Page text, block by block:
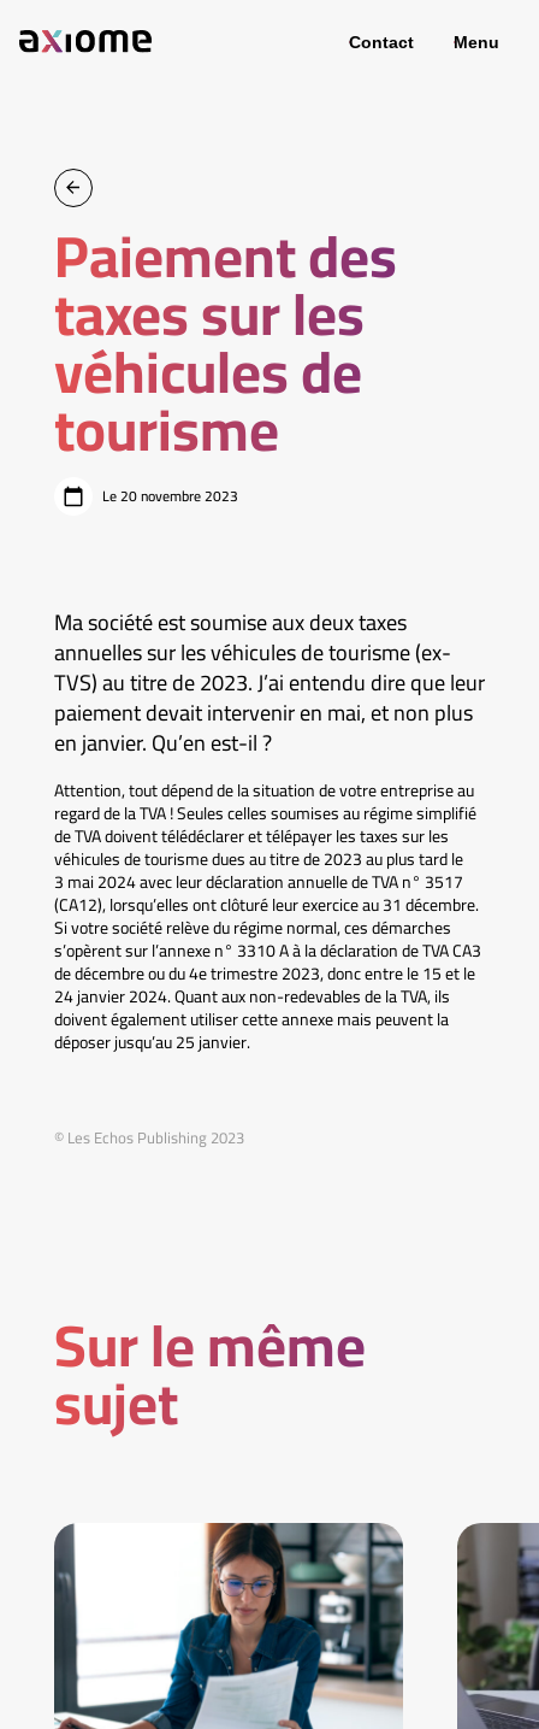
Contact Menu
Paiement des
taxes sur les
véhicules de
tourisme
Le 20 novembre 2023
Ma société est soumise aux deux taxes
annuelles sur les véhicules de tourisme (ex-
TVS) au titre de 2023. J’ai entendu dire que leur
paiement devait intervenir en mai, et non plus
en janvier. Qu’en est-il ?
Attention, tout dépend de la situation de votre entreprise au
regard de la TVA ! Seules celles soumises au régime simplifié
de TVA doivent télédéclarer et télépayer les taxes sur les
véhicules de tourisme dues au titre de 2023 au plus tard le
3 mai 2024 avec leur déclaration annuelle de TVA n° 3517
(CA12), lorsqu’elles ont clôturé leur exercice au 31 décembre.
Si votre société relève du régime normal, ces démarches
s’opèrent sur l’annexe n° 3310 A à la déclaration de TVA CA3
de décembre ou du 4e trimestre 2023, donc entre le 15 et le
24 janvier 2024. Quant aux non-redevables de la TVA, ils
doivent également utiliser cette annexe mais peuvent la
déposer jusqu’au 25 janvier.
© Les Echos Publishing 2023
Sur le même
sujet